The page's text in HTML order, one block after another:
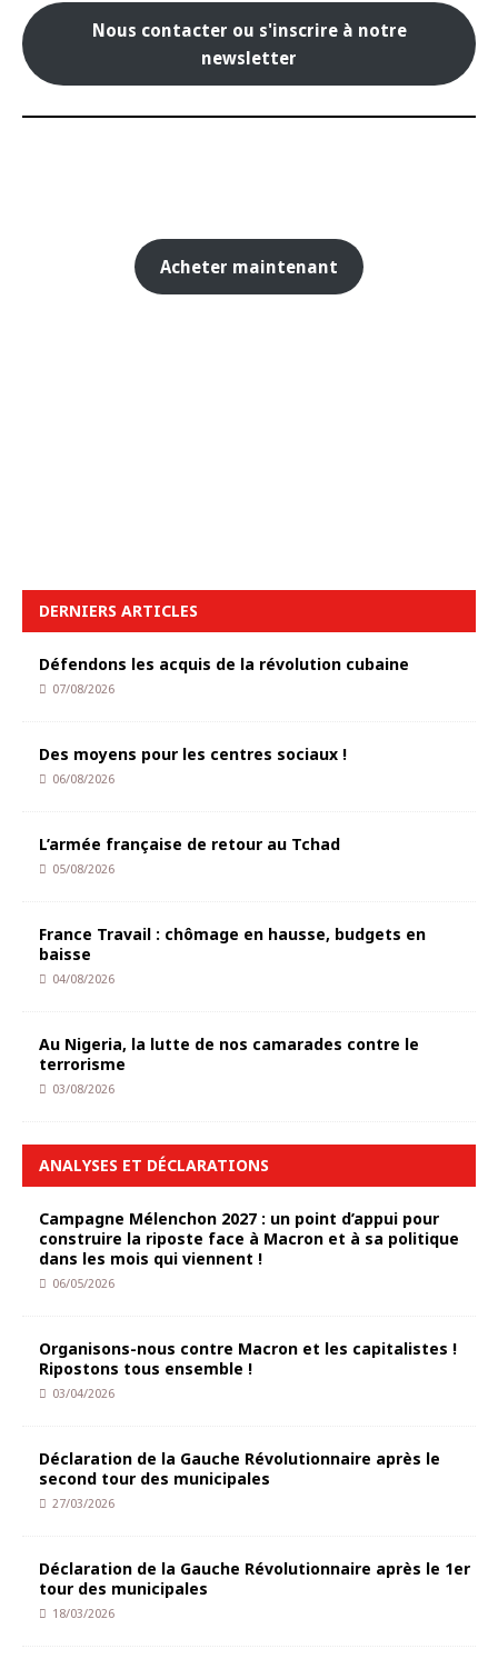
Nous contacter ou s'inscrire à notre
newsletter
Acheter maintenant
DERNIERS ARTICLES
Défendons les acquis de la révolution cubaine
07/08/2026
Des moyens pour les centres sociaux !
06/08/2026
L’armée française de retour au Tchad
05/08/2026
France Travail : chômage en hausse, budgets en
baisse
04/08/2026
Au Nigeria, la lutte de nos camarades contre le
terrorisme
03/08/2026
ANALYSES ET DÉCLARATIONS
Campagne Mélenchon 2027 : un point d’appui pour
construire la riposte face à Macron et à sa politique
dans les mois qui viennent !
06/05/2026
Organisons-nous contre Macron et les capitalistes !
Ripostons tous ensemble !
03/04/2026
Déclaration de la Gauche Révolutionnaire après le
second tour des municipales
27/03/2026
Déclaration de la Gauche Révolutionnaire après le 1er
tour des municipales
18/03/2026